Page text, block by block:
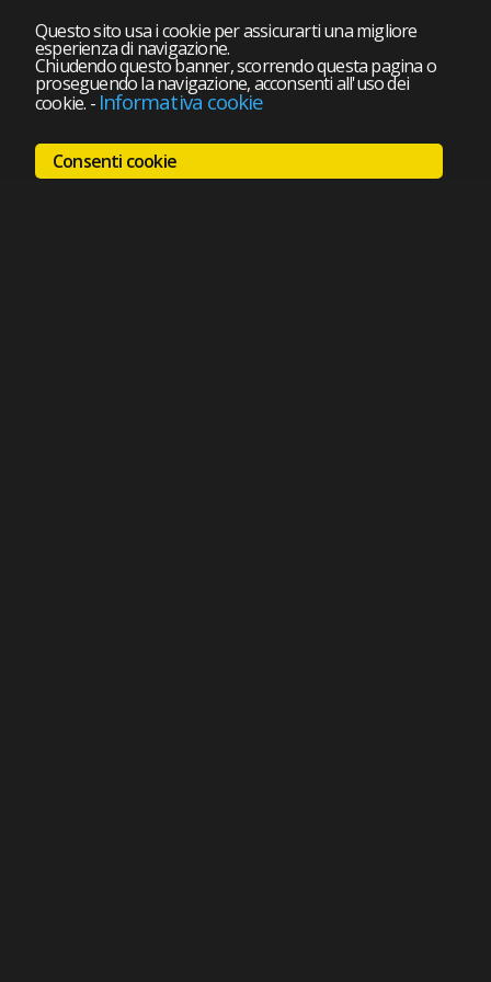
Questo sito usa i cookie per assicurarti una migliore
esperienza di navigazione.
Chiudendo questo banner, scorrendo questa pagina o
proseguendo la navigazione, acconsenti all'uso dei
cookie. - Informativa cookie
Consenti cookie